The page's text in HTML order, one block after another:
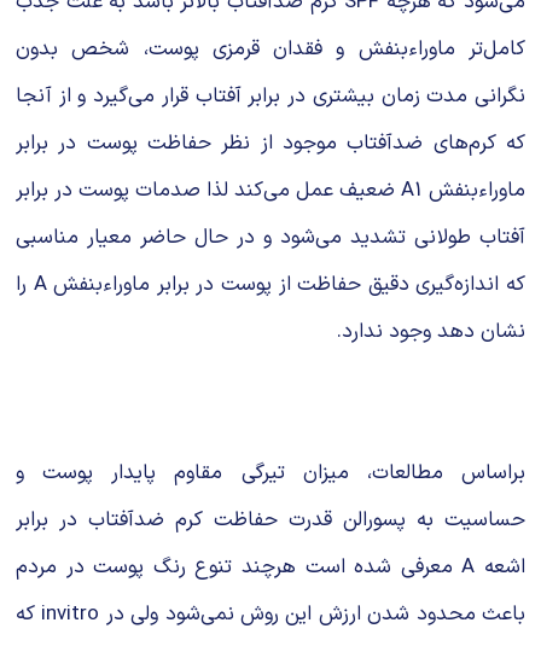
کامل‌تر ماوراءبنفش و فقدان قرمزی پوست، شخص بدون
نگرانی مدت زمان بیشتری در برابر آفتاب قرار می‌گیرد و از آنجا
که کرم‌های ضدآفتاب موجود از نظر حفاظت پوست در برابر
ماوراءبنفش A1 ضعیف عمل می‌کند لذا صدمات پوست در برابر
آفتاب طولانی تشدید می‌شود و در حال حاضر معیار مناسبی
که اندازه‌گیری دقیق حفاظت از پوست در برابر ماوراءبنفش A را
نشان دهد وجود ندارد.
براساس مطالعات، میزان تیرگی مقاوم پایدار پوست و
حساسیت به پسورالن قدرت حفاظت کرم ضدآفتاب در برابر
اشعه A معرفی شده است هرچند تنوع رنگ پوست در مردم
باعث محدود شدن ارزش این روش نمی‌شود ولی در invitro که